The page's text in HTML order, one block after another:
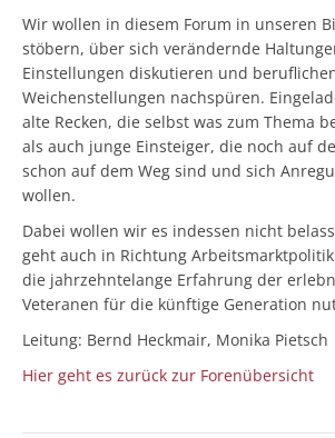
Wir wollen in diesem Forum in unseren
stöbern, über sich verändernde
Einstellungen diskutieren und
Weichenstellungen nachspüren.
alte Recken, die selbst was zum Thema
als auch junge Einsteiger, die noch auf
schon auf dem Weg sind und sich
wollen.
Dabei wollen wir es indessen nicht
geht auch in Richtung
die jahrzehntelange Erfahrung der
Veteranen für die künftige Generation
Leitung: Bernd Heckmair, Monika Pietsch
Hier geht es zurück zur Forenübersicht